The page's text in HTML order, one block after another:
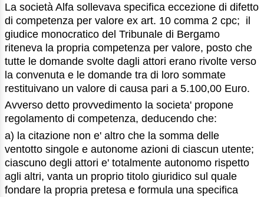
La società Alfa sollevava specifica eccezione di difetto
di competenza per valore ex art. 10 comma 2 cpc; il
giudice monocratico del Tribunale di Bergamo
riteneva la propria competenza per valore, posto che
tutte le domande svolte dagli attori erano rivolte verso
la convenuta e le domande tra di loro sommate
restituivano un valore di causa pari a 5.100,00 Euro.
Avverso detto provvedimento la societa' propone
regolamento di competenza, deducendo che:
a) la citazione non e' altro che la somma delle
ventotto singole e autonome azioni di ciascun utente;
ciascuno degli attori e' totalmente autonomo rispetto
agli altri, vanta un proprio titolo giuridico sul quale
fondare la propria pretesa e formula una specifica